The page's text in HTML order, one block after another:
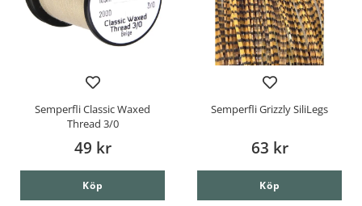
Semperfli Classic Waxed
Thread 3/0
49 kr
Köp
Semperfli Grizzly SiliLegs
63 kr
Köp